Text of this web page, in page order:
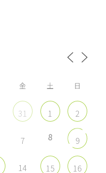
金 土 日
31 1 2
7 8 9
14 15 16